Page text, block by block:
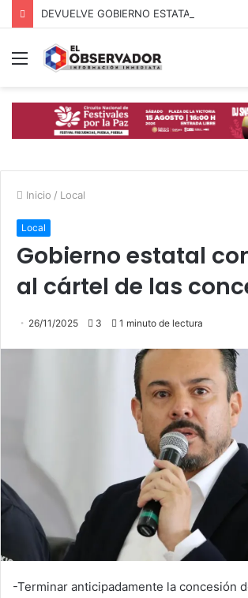
Menú
Inicio / Local
Local
Gobierno estatal
al cártel de las
26/11/2025 3 1 minuto de lectura
-Terminar anticipadamente la concesión